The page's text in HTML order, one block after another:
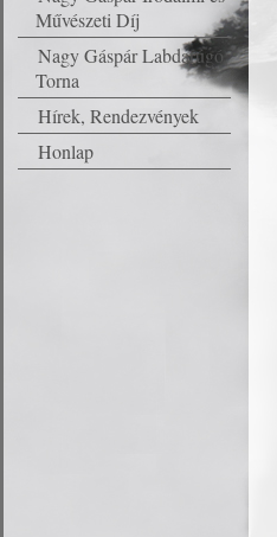
Művészeti Díj
Nagy Gáspár Labdarúgó
Torna
Hírek, Rendezvények
Honlap